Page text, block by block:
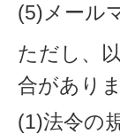
(5)メール
ただし、
合がありま
(1)法令の